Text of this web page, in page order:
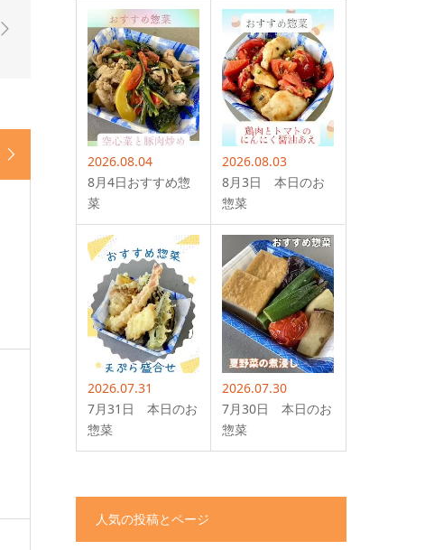
2026.08.04
8月4日おすすめ惣
菜
2026.08.03
8月3日 本日のお
惣菜
2026.07.31
7月31日 本日のお
惣菜
2026.07.30
7月30日 本日のお
惣菜
人気の投稿とページ